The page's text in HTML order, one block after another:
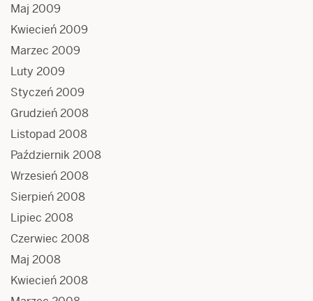
Maj 2009
Kwiecień 2009
Marzec 2009
Luty 2009
Styczeń 2009
Grudzień 2008
Listopad 2008
Październik 2008
Wrzesień 2008
Sierpień 2008
Lipiec 2008
Czerwiec 2008
Maj 2008
Kwiecień 2008